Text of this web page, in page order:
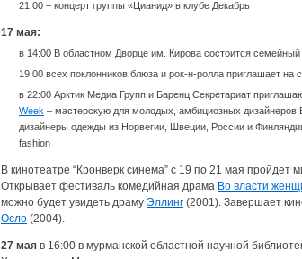
21:00 – концерт группы «Цианид» в клубе Декабрь
17 мая:
в 14:00 В областном Дворце им. Кирова состоится семейный
19:00 всех поклонников блюза и рок-н-ролла приглашает на
в 22:00 Арктик Медиа Групп и Баренц Секретариат
Week – мастерскую для молодых, амбициозных дизайнеров
дизайнеры одежды из Норвегии, Швеции, России и
fashion
В кинотеатре “Кронверк синема” с 19 по 21 мая пройдет
Открывает фестиваль комедийная драма Во власти
можно будет увидеть драму Эллинг (2001). Завершает
Осло (2004).
27 мая в 16:00 в мурманской областной научной